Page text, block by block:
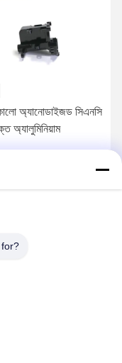
লেজার
সিএনসি অ্যালুমিনিয়াম